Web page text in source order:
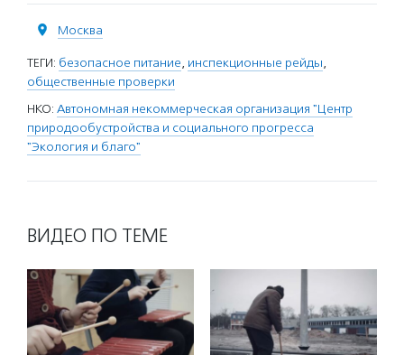
Москва
ТЕГИ: безопасное питание, инспекционные рейды,
общественные проверки
НКО: Автономная некоммерческая организация "Центр
природообустройства и социального прогресса
"Экология и благо"
ВИДЕО ПО ТЕМЕ